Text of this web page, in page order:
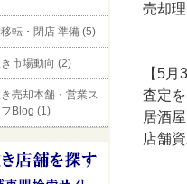
売却
【5月
査定
居酒
店舗
転・閉店 準備 (5)
市場動向 (2)
売却本舗・営業ス
Blog (1)